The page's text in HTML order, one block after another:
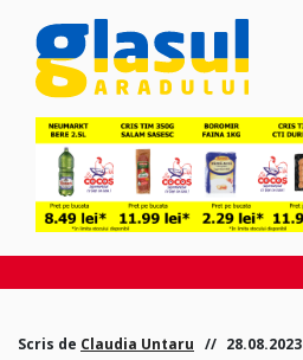
Scris de Claudia Untaru 28.08.2023